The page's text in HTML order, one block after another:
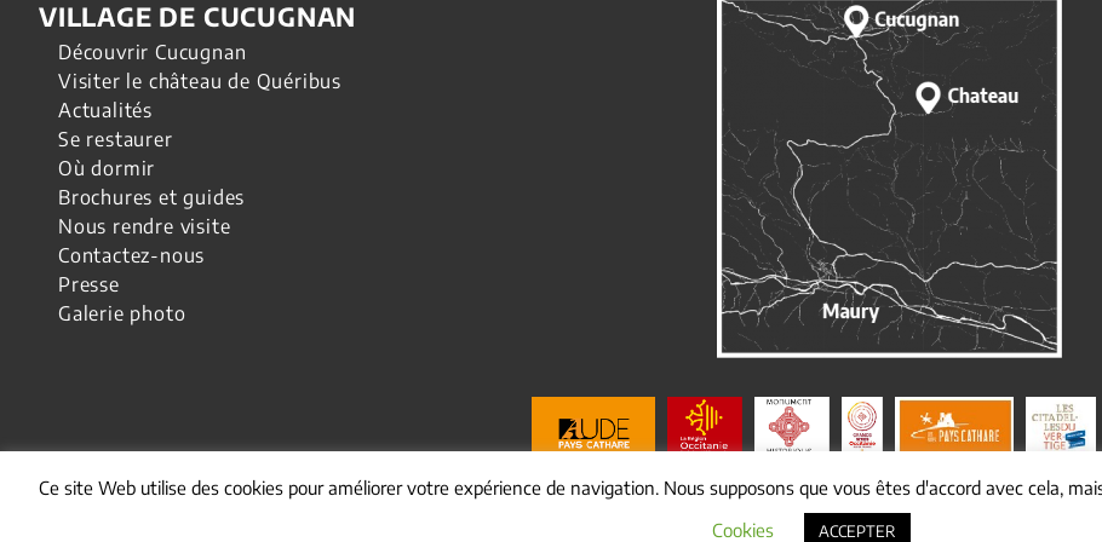
VILLAGE DE CUCUGNAN
Découvrir Cucugnan
Visiter le château de Quéribus
Actualités
Se restaurer
Où dormir
Brochures et guides
Nous rendre visite
Contactez-nous
Presse
Galerie photo
2026 Mairie de cucugnan |Mentions légales
Ce site Web utilise des cookies pour améliorer votre expérience de navigation. Nous supposons que vous êtes d'accord avec cela,
Cookies
ACCEPTER